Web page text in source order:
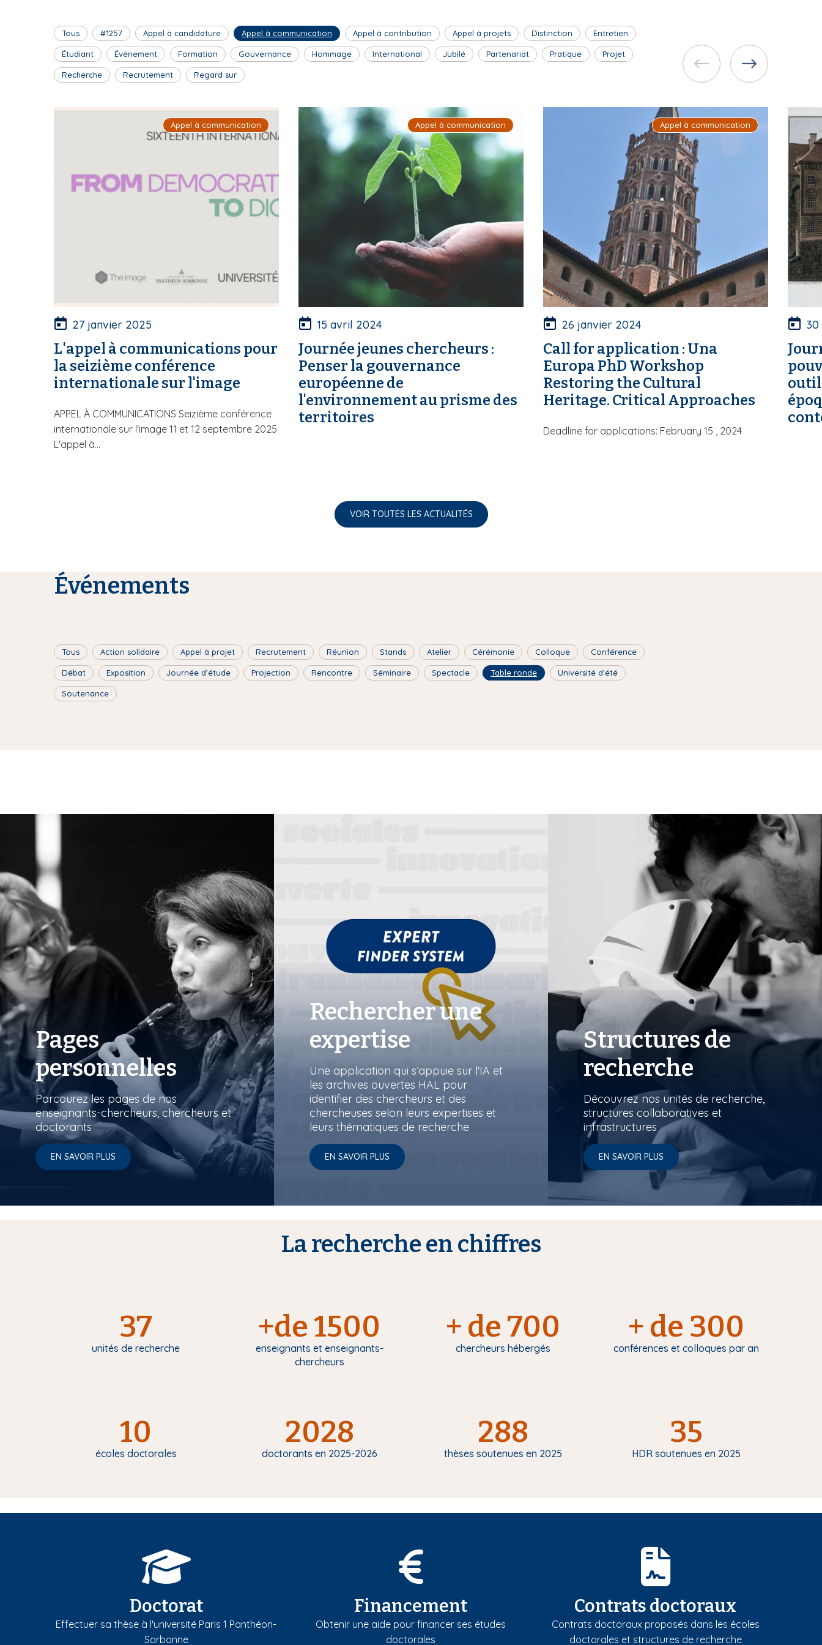
Tous #1257 Appel à candidature Appel à communication Appel à contribution Appel à projets Distinction Entretien
Étudiant Évènement Formation Gouvernance Hommage International Jubilé Partenariat Pratique Projet
Recherche Recrutement Regard sur
Appel à communication
27 janvier 2025
L'appel à communications pour
la seizième conférence
internationale sur l'image
APPEL À COMMUNICATIONS Seizième conférence
internationale sur l'image 11 et 12 septembre 2025
L'appel à...
Appel à communication
15 avril 2024
Journée jeunes chercheurs :
Penser la gouvernance
européenne de
l'environnement au prisme des
territoires
Appel à communication
26 janvier 2024
Call for application : Una
Europa PhD Workshop
Restoring the Cultural
Heritage. Critical Approaches
Deadline for applications: February 15 , 2024
30
VOIR TOUTES LES ACTUALITÉS
Événements
Tous Action solidaire Appel à projet Recrutement Réunion Stands Atelier Cérémonie Colloque Conférence
Débat Exposition Journée d'étude Projection Rencontre Séminaire Spectacle Table ronde Université d'été
Soutenance
Pages
personnelles
Parcourez les pages de nos
enseignants-chercheurs, chercheurs et
doctorants
EN SAVOIR PLUS
Rechercher une
expertise
Une application qui s’appuie sur l'IA et
les archives ouvertes HAL pour
identifier des chercheurs et des
chercheuses selon leurs expertises et
leurs thématiques de recherche
EN SAVOIR PLUS
Structures de
recherche
Découvrez nos unités de recherche,
structures collaboratives et
infrastructures
EN SAVOIR PLUS
La recherche en chiffres
37
unités de recherche
+de 1500
enseignants et enseignants-
chercheurs
+ de 700
chercheurs hébergés
+ de 300
conférences et colloques par an
10
écoles doctorales
2028
doctorants en 2025-2026
288
thèses soutenues en 2025
35
HDR soutenues en 2025
Doctorat
Effectuer sa thèse à l'université Paris 1 Panthéon-
Sorbonne
Financement
Obtenir une aide pour financer ses études
doctorales
Contrats doctoraux
Contrats doctoraux proposés dans les écoles
doctorales et structures de recherche